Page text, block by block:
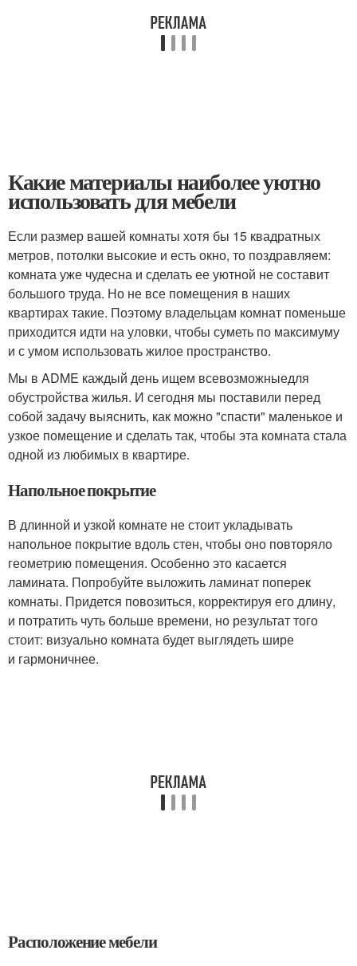
Какие материалы наиболее уютно
использовать для мебели
Если размер вашей комнаты хотя бы 15 квадратных
метров, потолки высокие и есть окно, то поздравляем:
комната уже чудесна и сделать ее уютной не составит
большого труда. Но не все помещения в наших
квартирах такие. Поэтому владельцам комнат поменьше
приходится идти на уловки, чтобы суметь по максимуму
и с умом использовать жилое пространство.
Мы в ADME каждый день ищем всевозможныедля
обустройства жилья. И сегодня мы поставили перед
собой задачу выяснить, как можно "спасти" маленькое и
узкое помещение и сделать так, чтобы эта комната стала
одной из любимых в квартире.
Напольное покрытие
В длинной и узкой комнате не стоит укладывать
напольное покрытие вдоль стен, чтобы оно повторяло
геометрию помещения. Особенно это касается
ламината. Попробуйте выложить ламинат поперек
комнаты. Придется повозиться, корректируя его длину,
и потратить чуть больше времени, но результат того
стоит: визуально комната будет выглядеть шире
и гармоничнее.
Расположение мебели